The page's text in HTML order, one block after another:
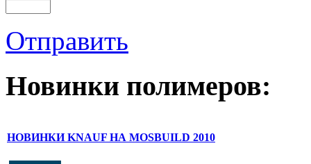
Отправить
Новинки полимеров:
НОВИНКИ KNAUF НА MOSBUILD 2010